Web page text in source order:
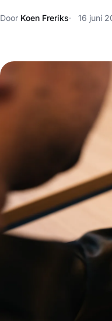
Door Koen Freriks 16 juni